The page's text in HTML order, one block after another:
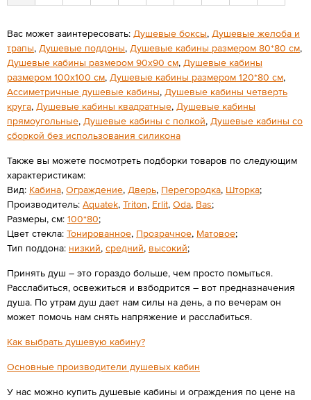
Вас может заинтересовать: Душевые боксы, Душевые желоба и
трапы, Душевые поддоны, Душевые кабины размером 80*80 см,
Душевые кабины размером 90х90 см, Душевые кабины
размером 100х100 см, Душевые кабины размером 120*80 см,
Ассиметричные душевые кабины, Душевые кабины четверть
круга, Душевые кабины квадратные, Душевые кабины
прямоугольные, Душевые кабины с полкой, Душевые кабины со
сборкой без использования силикона
Также вы можете посмотреть подборки товаров по следующим
характеристикам:
Вид: Кабина, Ограждение, Дверь, Перегородка, Шторка;
Производитель: Aquatek, Triton, Erlit, Oda, Bas;
Размеры, см: 100*80;
Цвет стекла: Тонированное, Прозрачное, Матовое;
Тип поддона: низкий, средний, высокий;
Принять душ – это гораздо больше, чем просто помыться.
Расслабиться, освежиться и взбодрится – вот предназначения
душа. По утрам душ дает нам силы на день, а по вечерам он
может помочь нам снять напряжение и расслабиться.
Как выбрать душевую кабину?
Основные производители душевых кабин
У нас можно купить душевые кабины и ограждения по цене на